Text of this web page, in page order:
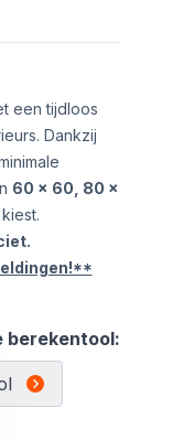
een tijdloos
Dankzij
60 x 60, 80 x
berekentool: